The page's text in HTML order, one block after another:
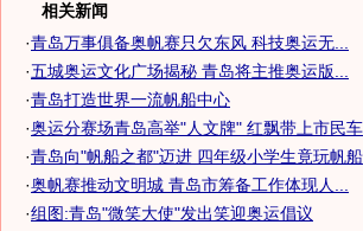
相关新闻
·青岛万事俱备奥帆赛只欠东风 科技奥运无...
·五城奥运文化广场揭秘 青岛将主推奥运版...
·青岛打造世界一流帆船中心
·奥运分赛场青岛高举"人文牌" 红飘带上市民车
·青岛向"帆船之都"迈进 四年级小学生竟玩帆船
·奥帆赛推动文明城 青岛市筹备工作体现人...
·组图:青岛"微笑大使"发出笑迎奥运倡议